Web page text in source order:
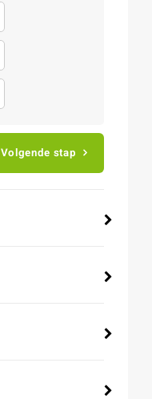
Volgende stap